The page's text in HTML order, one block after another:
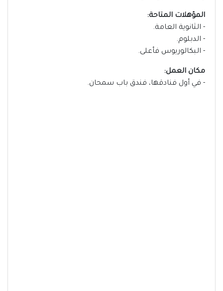
المؤهلات المتاحة:
- الثانوية العامة.
- الدبلوم.
- البكالوريوس فأعلى.
مكان العمل:
- في أول فنادقها، فندق باب سمحان.